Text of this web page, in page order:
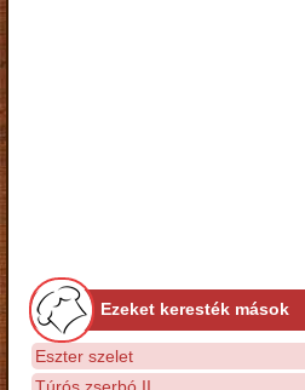
Ezeket keresték mások
Eszter szelet
Túrós zserbó II.